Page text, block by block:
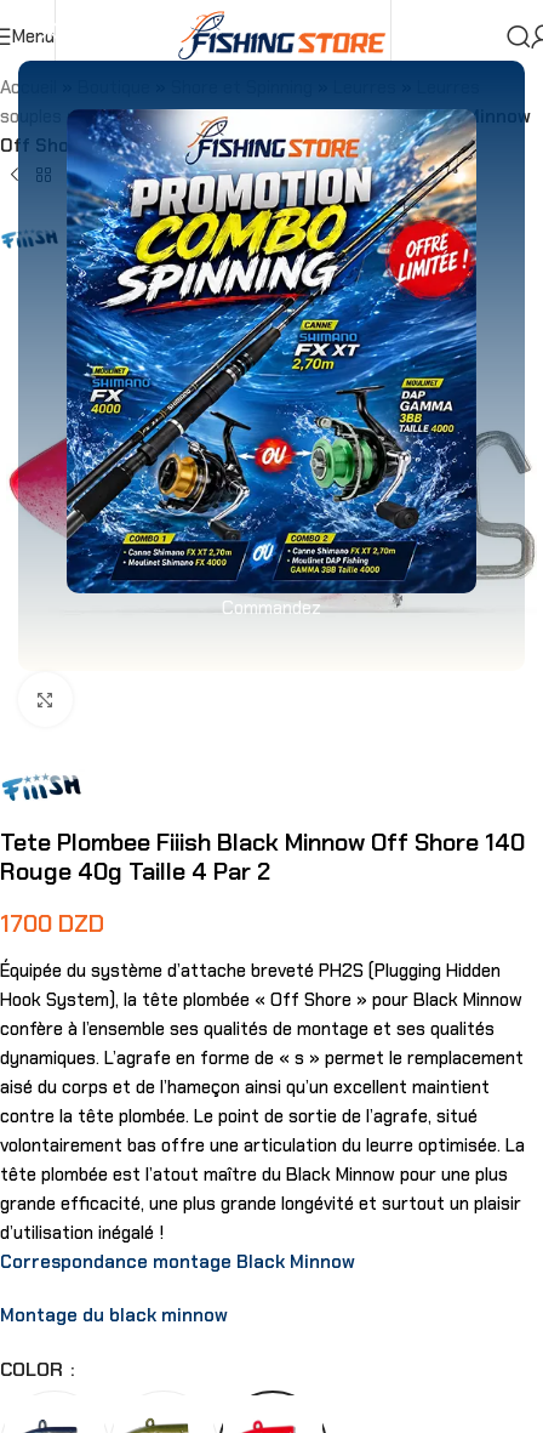
Commandez
Menu
Accueil
souples
»Têtes Plombées»Tete Plombee Fiiish Black Minnow
Off Shore 140 Rouge 40g Taille 4 Par 2
Tete Plombee Fiiish Black Minnow Off Shore 140
Rouge 40g Taille 4 Par 2
1700 DZD
Équipée du système d’attache breveté PH2S (Plugging Hidden
Hook System), la tête plombée « Off Shore » pour Black Minnow
confère à l’ensemble ses qualités de montage et ses qualités
dynamiques. L’agrafe en forme de « s » permet le remplacement
aisé du corps et de l’hameçon ainsi qu’un excellent maintient
contre la tête plombée. Le point de sortie de l’agrafe, situé
volontairement bas offre une articulation du leurre optimisée. La
tête plombée est l’atout maître du Black Minnow pour une plus
grande efficacité, une plus grande longévité et surtout un plaisir
d’utilisation inégalé !
Correspondance montage Black Minnow
Montage du black minnow
COLOR